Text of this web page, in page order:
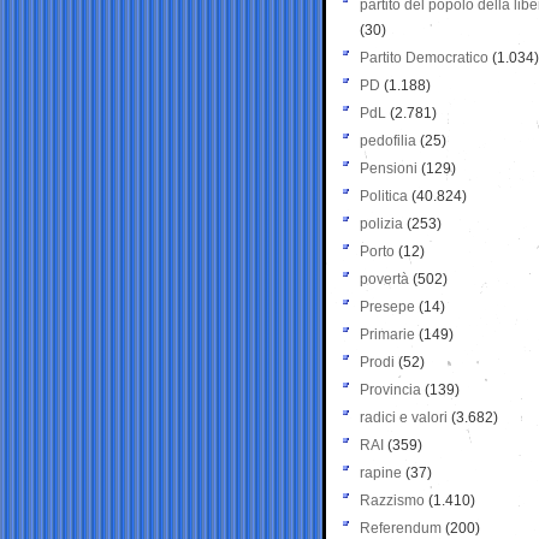
partito del popolo della
(30)
Partito Democratico (1.034)
PD (1.188)
PdL (2.781)
pedofilia (25)
Pensioni (129)
Politica (40.824)
polizia (253)
Porto (12)
povertà (502)
Presepe (14)
Primarie (149)
Prodi (52)
Provincia (139)
radici e valori (3.682)
RAI (359)
rapine (37)
Razzismo (1.410)
Referendum (200)